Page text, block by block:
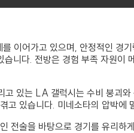
이어가고 있으며, 안정적인 경
니다. 전방은 경험 부족 자원이
고 있는 LA 갤럭시는 수비 붕괴
고 있습니다. 미네소타의 압박에
전술을 바탕으로 경기를 유리